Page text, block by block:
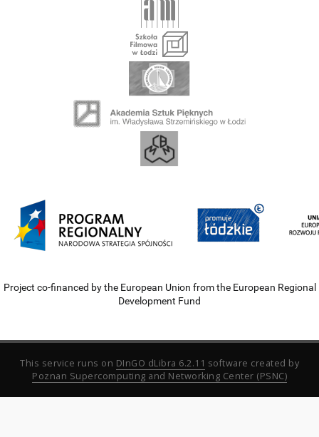
Project co-financed by the European Union from the European Regional
Development Fund
This service runs on DInGO dLibra 6.2.11 software created by
Poznan Supercomputing and Networking Center (PSNC)